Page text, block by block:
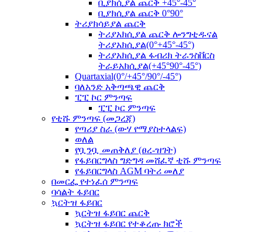
ቢያክሲያል ጨርቅ +45°-45°
ቢያክሲያል ጨርቅ 0°90°
ትሪያክሳይያል ጨርቅ
ትሪያአክሲያል ጨርቅ ሎንግቲዱናል
ትሪያአክሲያል(0°+45°-45°)
ትሪያአክሲያል ፋብሪክ ትራንስቨርስ
ትራይአክሲያል(+45°90°-45°)
Quartaxial(0°/+45°/90°/-45°)
ባለአንድ አቅጣጫዊ ጨርቅ
ፒፒ ኮር ምንጣፍ
ፒፒ ኮር ምንጣፍ
የቲሹ ምንጣፍ (መጋረጃ)
የጣሪያ ስራ (ውሃ የማያስተላልፍ)
ወለል
የቧንቧ መጠቅለያ (ፀረ-ዝገት)
የፋይበርግላስ ግድግዳ መሸፈኛ ቲሹ ምንጣፍ
የፋይበርግላስ AGM ባትሪ መለያ
በመርፌ የተነፈሰ ምንጣፍ
ባሳልት ፋይበር
ኳርትዝ ፋይበር
ኳርትዝ ፋይበር ጨርቅ
ኳርትዝ ፋይበር የተቆረጡ ክሮች